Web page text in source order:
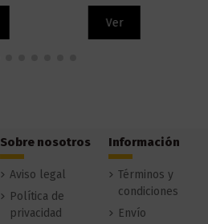
Ver
Sobre nosotros
Aviso legal
Política de
privacidad
Información
Términos y
condiciones
Envío